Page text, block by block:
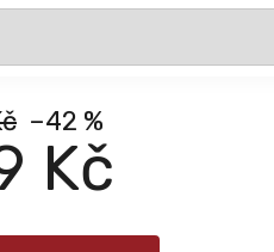
–42 %
Kč